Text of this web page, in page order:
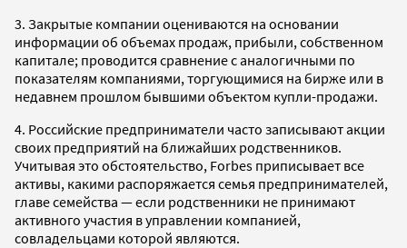
3. Закрытые компании оцениваются на основании
информации об объемах продаж, прибыли, собственном
капитале; проводится сравнение с аналогичными по
показателям компаниями, торгующимися на бирже или в
недавнем прошлом бывшими объектом купли-продажи.
4. Российские предприниматели часто записывают акции
своих предприятий на ближайших родственников.
Учитывая это обстоятельство, Forbes приписывает все
активы, какими распоряжается семья предпринимателей,
главе семейства — если родственники не принимают
активного участия в управлении компанией,
совладельцами которой являются.